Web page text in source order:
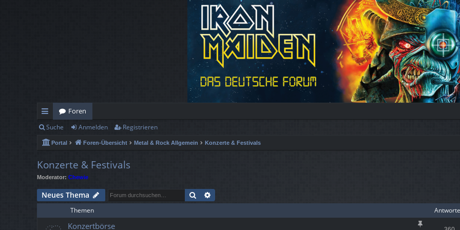
ch
ne
llz
ug
rif
Foren
Suche Anmelden Registrieren
Portal Foren-Übersicht Metal & Rock Allgemein Konzerte & Festivals
Konzerte & Festivals
Moderator: Chewie
Neues Thema Suche
Themen
Konzertbörse